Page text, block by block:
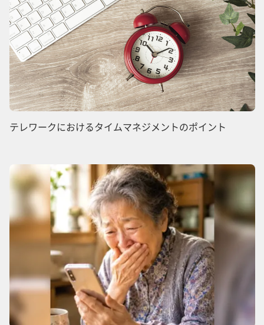
テレワークにおけるタイムマネジメントのポイント